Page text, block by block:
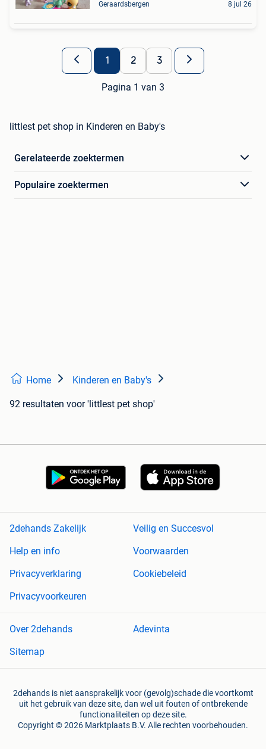
Geraardsbergen 8 jul 26
1 2 3
Pagina 1 van 3
littlest pet shop in Kinderen en Baby's
Gerelateerde zoektermen
Populaire zoektermen
Home Kinderen en Baby's
92 resultaten voor 'littlest pet shop'
2dehands Zakelijk
Veilig en Succesvol
Help en info
Voorwaarden
Privacyverklaring
Cookiebeleid
Privacyvoorkeuren
Over 2dehands
Adevinta
Sitemap
2dehands is niet aansprakelijk voor (gevolg)schade die voortkomt
uit het gebruik van deze site, dan wel uit fouten of ontbrekende
functionaliteiten op deze site.
Copyright © 2026 Marktplaats B.V. Alle rechten voorbehouden.